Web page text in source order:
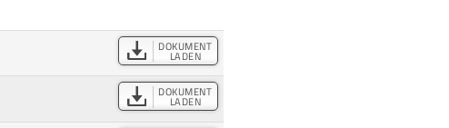
DOKUMENT
LADEN
DOKUMENT
LADEN